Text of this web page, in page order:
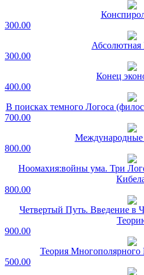
300.00
Абсолютная
300.00
Конец
400.00
В поисках темного Логоса
700.00
Международные
800.00
Ноомахия:войны ума. Три
800.00
Четвертый Путь. Введение в
900.00
Теория
500.00